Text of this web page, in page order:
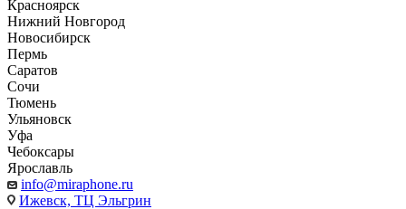
Красноярск
Нижний Новгород
Новосибирск
Пермь
Саратов
Сочи
Тюмень
Ульяновск
Уфа
Чебоксары
Ярославль
info@miraphone.ru
Ижевск, ТЦ Эльгрин